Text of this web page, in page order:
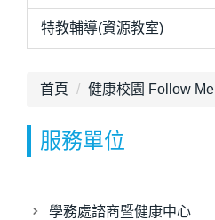
特教輔導(資源教室)
首頁 健康校園 Follow Me
服務單位
學務處諮商暨健康中心